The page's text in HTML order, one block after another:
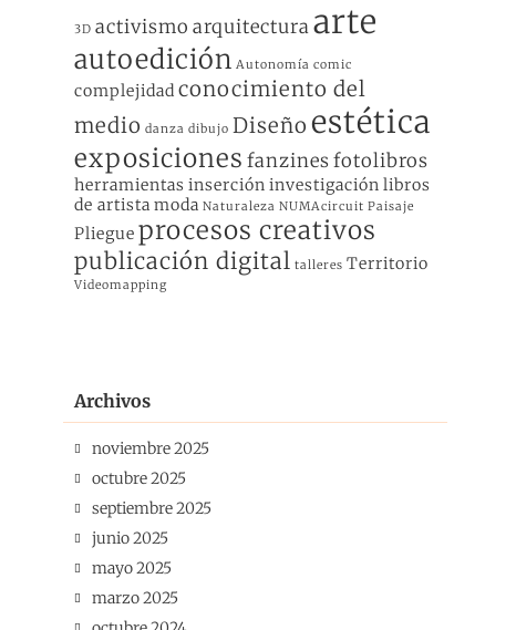
3D activismo arquitecturaarte
autoedición Autonomía comic
complejidad conocimiento del
medio danza dibujo Diseño estética
exposiciones fanzinesfotolibros
herramientas inserción investigación libros
de artista moda Naturaleza NUMAcircuit Paisaje
Pliegue procesos creativos
publicación digital talleres Territorio
Videomapping
Archivos
noviembre 2025
octubre 2025
septiembre 2025
junio 2025
mayo 2025
marzo 2025